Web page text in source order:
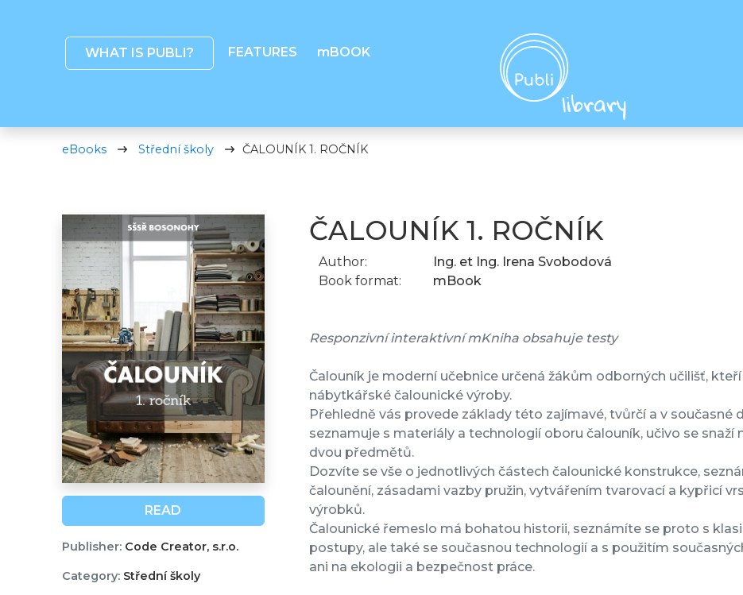
WHAT IS PUBLI? FEATURES mBOOK
eBooks Střední školy ČALOUNÍK 1. ROČNÍK
READ
Publisher:Code Creator, s.r.o.
Category:Střední školy
ČALOUNÍK 1. ROČNÍK
Author:
Ing. et Ing. Irena Svobodová
Book format:
mBook
Responzivní interaktivní mKniha obsahuje testy
Čalouník je moderní učebnice určená žákům odborných učilišť,
nábytkářské čalounické výroby.
Přehledně vás provede základy této zajímavé, tvůrčí a v současné
seznamuje s materiály a technologií oboru čalouník, učivo se
dvou předmětů.
Dozvíte se vše o jednotlivých částech čalounické konstrukce,
čalounění, zásadami vazby pružin, vytvářením tvarovací a kypřicí
výrobků.
Čalounické řemeslo má bohatou historii, seznámíte se proto s
postupy, ale také se současnou technologií a s použitím
ani na ekologii a bezpečnost práce.